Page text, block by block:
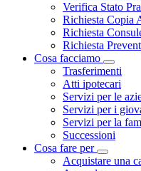
Verifica Stato
Richiesta Copia
Richiesta
Richiesta
Cosa facciamo
Toggle
Trasferimenti
Atti ipotecari
Servizi per le
Servizi per i
Servizi per la
Successioni
Cosa fare per
Toggle
Acquistare una